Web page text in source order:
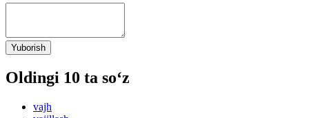
Yuborish
Oldingi 10 ta so‘z
vajh